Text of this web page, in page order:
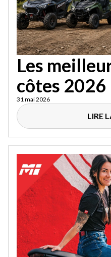
Les
côtes 2026
31 mai 2026
LIRE